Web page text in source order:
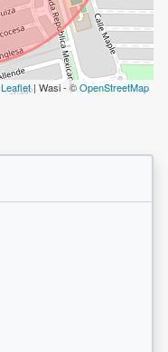
Leaflet| Wasi - ©OpenStreetMap